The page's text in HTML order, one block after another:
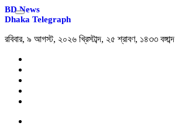
BD News
Dhaka Telegraph
রবিবার, ৯ আগস্ট, ২০২৬ খ্রিস্টাব্দ, ২৫ শ্রাবণ, ১৪৩৩ বঙ্গাব্দ